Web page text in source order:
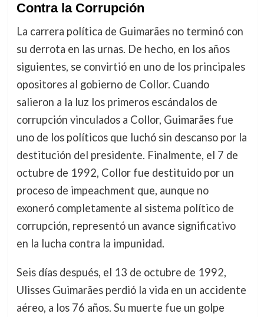
Contra la Corrupción
La carrera política de Guimarães no terminó con
su derrota en las urnas. De hecho, en los años
siguientes, se convirtió en uno de los principales
opositores al gobierno de Collor. Cuando
salieron a la luz los primeros escándalos de
corrupción vinculados a Collor, Guimarães fue
uno de los políticos que luchó sin descanso por la
destitución del presidente. Finalmente, el 7 de
octubre de 1992, Collor fue destituido por un
proceso de impeachment que, aunque no
exoneró completamente al sistema político de
corrupción, representó un avance significativo
en la lucha contra la impunidad.
Seis días después, el 13 de octubre de 1992,
Ulisses Guimarães perdió la vida en un accidente
aéreo, a los 76 años. Su muerte fue un golpe